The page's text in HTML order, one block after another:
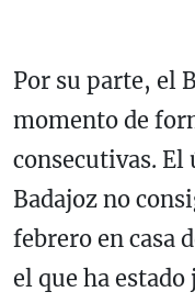
Por su parte, el
momento de
consecutivas.
Badajoz no
febrero en casa
el que ha